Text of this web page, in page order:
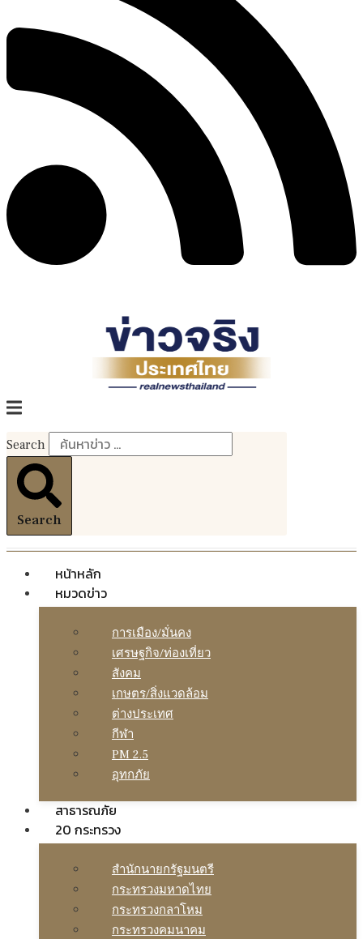
Search
Search
หน้าหลัก
หมวดข่าว
การเมือง/มั่นคง
เศรษฐกิจ/ท่องเที่ยว
สังคม
เกษตร/สิ่งแวดล้อม
ต่างประเทศ
กีฬา
PM 2.5
อุทกภัย
สาธารณภัย
20 กระทรวง
สํานักนายกรัฐมนตรี
กระทรวงมหาดไทย
กระทรวงกลาโหม
กระทรวงคมนาคม